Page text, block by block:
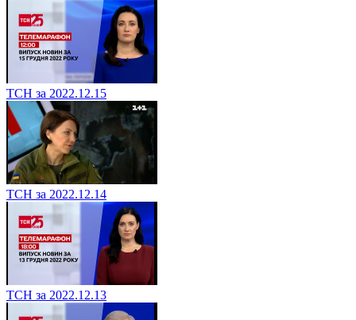
ТСН за 2022.12.15
ТСН за 2022.12.14
ТСН за 2022.12.13